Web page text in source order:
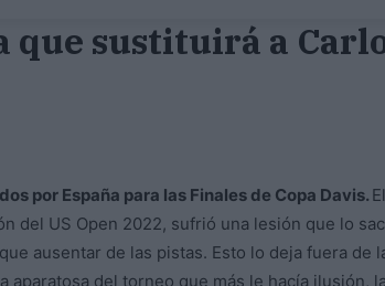
que sustituirá a
por España para las Finales de Copa Davis. El
del US Open 2022, sufrió una lesión que lo
ausentar de las pistas. Esto lo deja fuera de
del torneo que más le hacía ilusión,